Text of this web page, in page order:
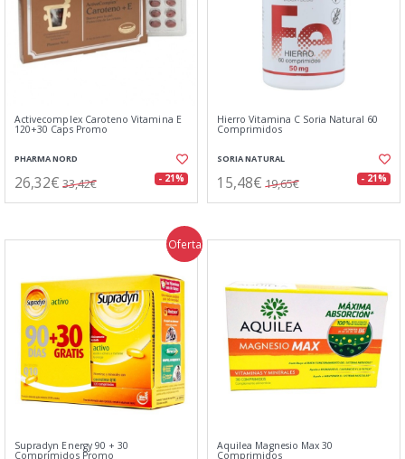
Activecomplex Caroteno Vitamina E
120+30 Caps Promo
PHARMA NORD
26,32€ 33,42€ - 21%
Hierro Vitamina C Soria Natural 60
Comprimidos
SORIA NATURAL
15,48€ 19,65€ - 21%
Oferta
Supradyn Energy 90 + 30
Comprimidos Promo
Aquilea Magnesio Max 30
Comprimidos